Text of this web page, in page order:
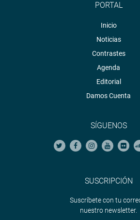
PORTAL
Inicio
Noticias
Contrastes
Agenda
Editorial
Damos Cuenta
SÍGUENOS
SUSCRIPCIÓN
Suscríbete con tu
nuestro newsletter.